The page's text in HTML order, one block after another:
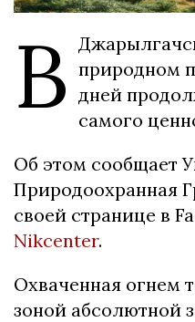
В природном
дней
самого
Об этом сообщает
Природоохранная
своей странице в
Nikcenter.
Охваченная огнем
зоной абсолютной